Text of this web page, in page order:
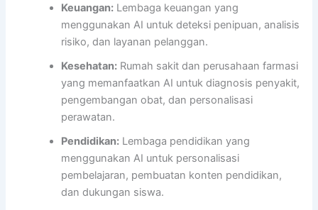
Keuangan: Lembaga keuangan yang
menggunakan AI untuk deteksi penipuan, analisis
risiko, dan layanan pelanggan.
Kesehatan: Rumah sakit dan perusahaan farmasi
yang memanfaatkan AI untuk diagnosis penyakit,
pengembangan obat, dan personalisasi
perawatan.
Pendidikan: Lembaga pendidikan yang
menggunakan AI untuk personalisasi
pembelajaran, pembuatan konten pendidikan,
dan dukungan siswa.